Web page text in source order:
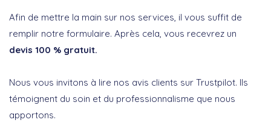
Afin de mettre la main sur nos services, il vous suffit de
remplir notre formulaire. Après cela, vous recevrez un
devis 100 % gratuit.
Nous vous invitons à lire nos avis clients sur Trustpilot. Ils
témoignent du soin et du professionnalisme que nous
apportons.